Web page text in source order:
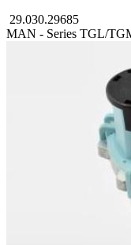
29.030.29685
MAN - Series TGL/